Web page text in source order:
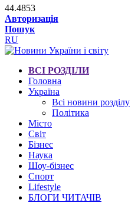
44.4853
Авторизація
Пошук
RU
ВСІ РОЗДІЛИ
Головна
Україна
Всі новини розділу
Політика
Місто
Світ
Бізнес
Наука
Шоу-бізнес
Спорт
Lifestyle
БЛОГИ ЧИТАЧІВ